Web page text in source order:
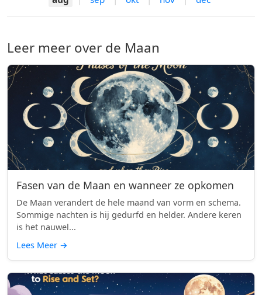
Leer meer over de Maan
Fasen van de Maan en wanneer ze opkomen
De Maan verandert de hele maand van vorm en schema.
Sommige nachten is hij gedurfd en helder. Andere keren
is het nauwel...
Lees Meer →